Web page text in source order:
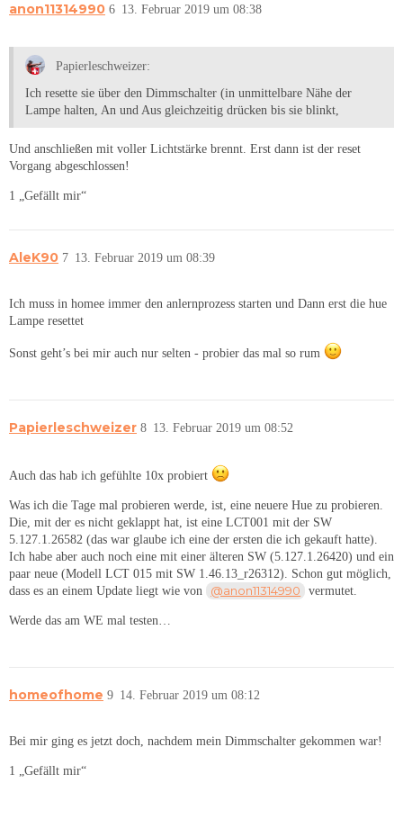
anon11314990 13. Februar 2019 um 08:38
6
Papierleschweizer:
Ich resette sie über den Dimmschalter (in unmittelbare Nähe der
Lampe halten, An und Aus gleichzeitig drücken bis sie blinkt,
Und anschließen mit voller Lichtstärke brennt. Erst dann ist der reset
Vorgang abgeschlossen!
1 „Gefällt mir“
AleK90 13. Februar 2019 um 08:39
7
Ich muss in homee immer den anlernprozess starten und Dann erst die hue
Lampe resettet
Sonst geht’s bei mir auch nur selten - probier das mal so rum
Papierleschweizer 13. Februar 2019 um 08:52
8
Auch das hab ich gefühlte 10x probiert
Was ich die Tage mal probieren werde, ist, eine neuere Hue zu probieren.
Die, mit der es nicht geklappt hat, ist eine LCT001 mit der SW
5.127.1.26582 (das war glaube ich eine der ersten die ich gekauft hatte).
Ich habe aber auch noch eine mit einer älteren SW (5.127.1.26420) und ein
paar neue (Modell LCT 015 mit SW 1.46.13_r26312). Schon gut möglich,
dass es an einem Update liegt wie von
@anon11314990 vermutet.
Werde das am WE mal testen…
homeofhome 14. Februar 2019 um 08:12
9
Bei mir ging es jetzt doch, nachdem mein Dimmschalter gekommen war!
1 „Gefällt mir“